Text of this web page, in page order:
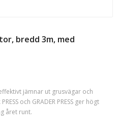
bredd 3m, med
jämnar ut grusvägar och
och GRADER PRESS ger högt
året runt.